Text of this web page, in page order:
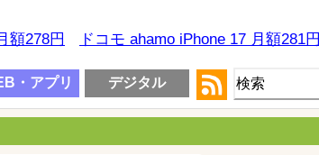
額278円 ドコモ ahamo iPhone 17 月額281円
・アプリ デジタル